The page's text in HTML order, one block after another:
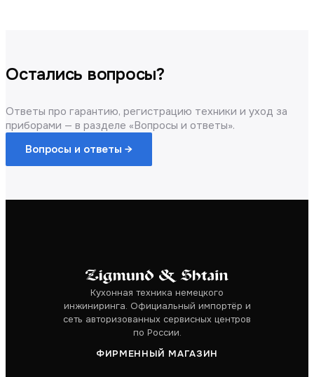
Остались вопросы?
Ответы про гарантию, регистрацию техники и уход за
приборами — в разделе «Вопросы и ответы».
Вопросы и ответы →
Кухонная техника немецкого
инжиниринга. Официальный импортёр и
сеть авторизованных сервисных центров
по России.
ФИРМЕННЫЙ МАГАЗИН